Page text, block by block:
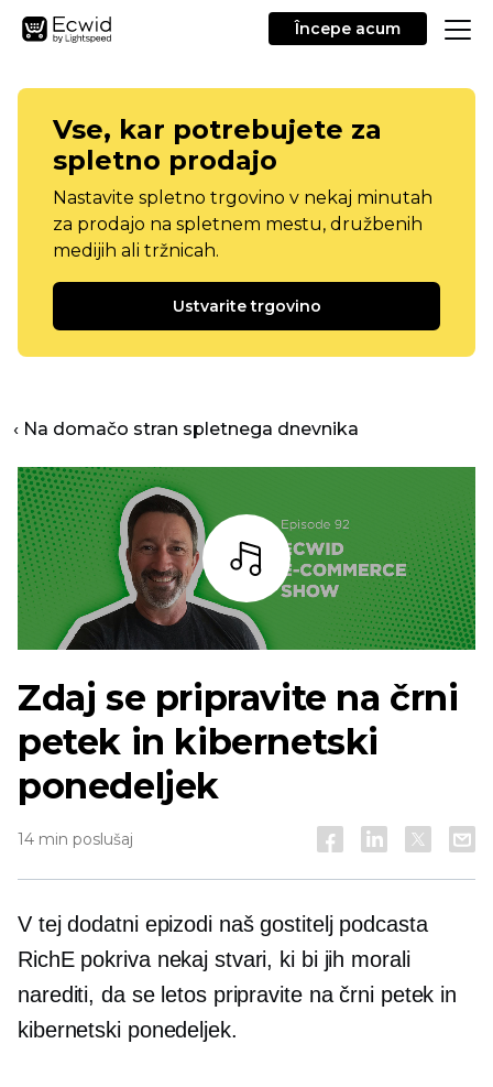
Începe acum
Vse, kar potrebujete za
spletno prodajo
Nastavite spletno trgovino v nekaj minutah
za prodajo na spletnem mestu, družbenih
medijih ali tržnicah.
Ustvarite trgovino
‹ Na domačo stran spletnega dnevnika
Bar
Zdaj se pripravite na črni
petek in kibernetski
ponedeljek
14 min poslušaj
V tej dodatni epizodi naš gostitelj podcasta
RichE pokriva nekaj stvari, ki bi jih morali
narediti, da se letos pripravite na črni petek in
kibernetski ponedeljek.